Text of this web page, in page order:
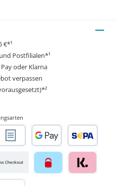
€*¹
Postfilialen*¹
oder Klarna
verpassen
Checkout